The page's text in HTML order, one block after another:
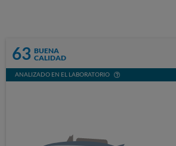
63 BUENA
CALIDAD
ANALIZADO EN EL LABORATORIO